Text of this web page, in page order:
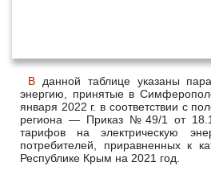
В данной таблице указаны параметры на электрическую
энергию, принятые в
января 2022 г. в соответствии с
региона — Приказ №49/1 от
тарифов на электрическую
потребителей, приравненных к
Республике Крым на 2021 год.